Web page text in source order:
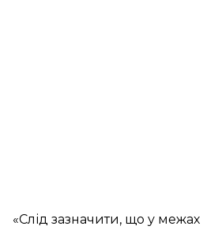
«Слід зазначити, що у